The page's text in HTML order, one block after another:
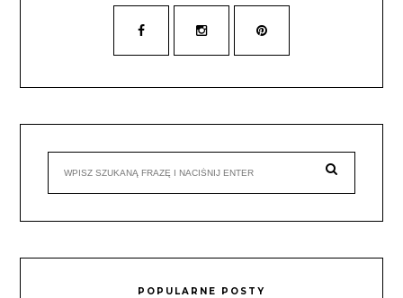
POPULARNE POSTY